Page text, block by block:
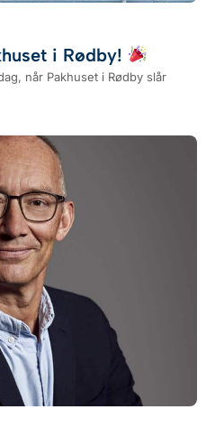
i Rødby!
når Pakhuset i Rødby slår